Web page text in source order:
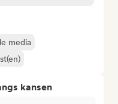
media
kansen